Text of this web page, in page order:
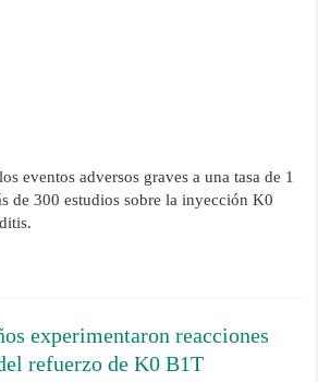
eventos adversos graves a una tasa de 1
de 300 estudios sobre la inyección K0
experimentaron reacciones
refuerzo de K0 B1T